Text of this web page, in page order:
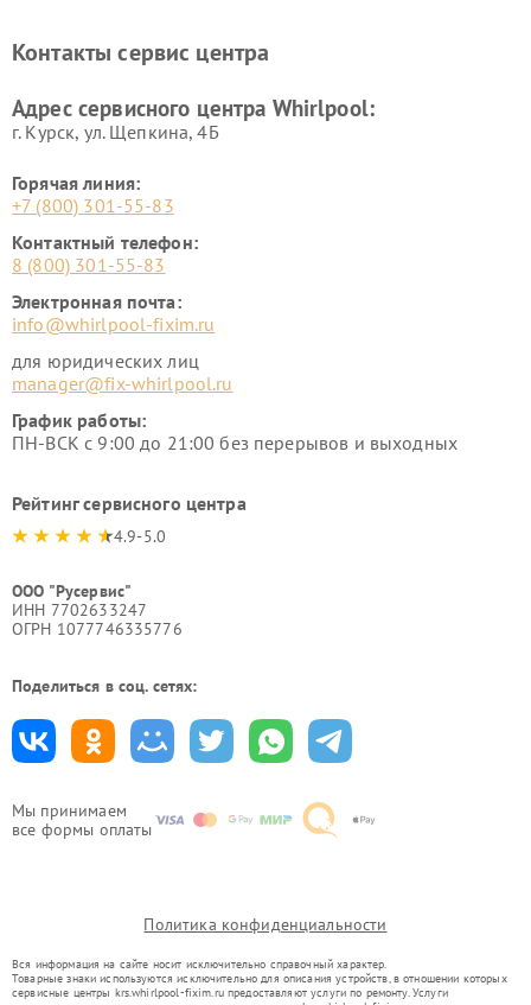
Мы принимаем
все формы оплаты
Контакты сервис центра
Адрес сервисного центра Whirlpool:
г. Курск, ул. Щепкина, 4Б
Горячая линия:
+7 (800) 301-55-83
Контактный телефон:
8 (800) 301-55-83
Электронная почта:
info@whirlpool-fixim.ru
для юридических лиц
manager@fix-whirlpool.ru
График работы:
ПН-ВСК с 9:00 до 21:00 без перерывов и выходных
Рейтинг сервисного центра
4.9-5.0
ООО "Русервис"
ИНН 7702633247
ОГРН 1077746335776
Поделиться в соц. сетях:
Политика конфиденциальности
Вся информация на сайте носит исключительно справочный характер.
Товарные знаки используются исключительно для описания устройств, в отношении которых
сервисные центры krs.whirlpool-fixim.ru предоставляют услуги по ремонту. Услуги